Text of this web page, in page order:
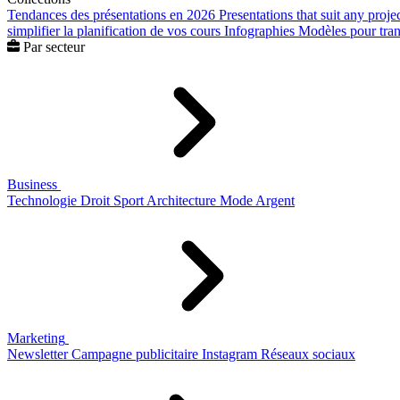
Tendances des présentations en 2026 Presentations that suit any
simplifier la planification de vos cours Infographies Modèles pour
Par secteur
Business
Technologie Droit Sport Architecture Mode Argent
Marketing
Newsletter Campagne publicitaire Instagram Réseaux sociaux